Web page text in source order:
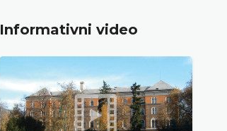
Informativni video